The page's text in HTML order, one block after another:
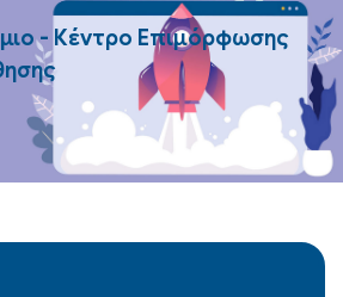
- Κέντρο Επιμόρφωσης